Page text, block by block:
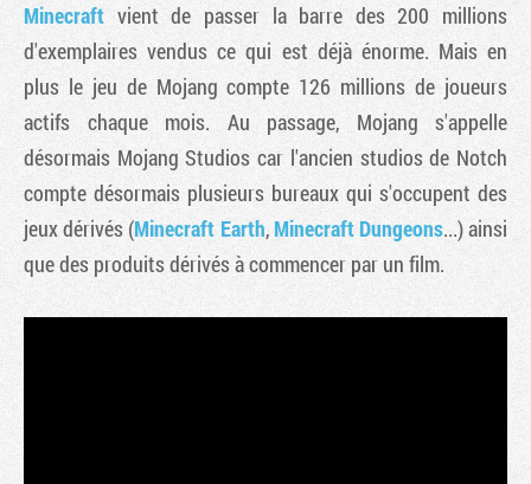
Minecraft vient de passer la barre des 200 millions
d'exemplaires vendus ce qui est déjà énorme. Mais en
plus le jeu de Mojang compte 126 millions de joueurs
actifs chaque mois. Au passage, Mojang s'appelle
désormais Mojang Studios car l'ancien studios de Notch
compte désormais plusieurs bureaux qui s'occupent des
jeux dérivés (Minecraft Earth,Minecraft Dungeons...) ainsi
que des produits dérivés à commencer par un film.